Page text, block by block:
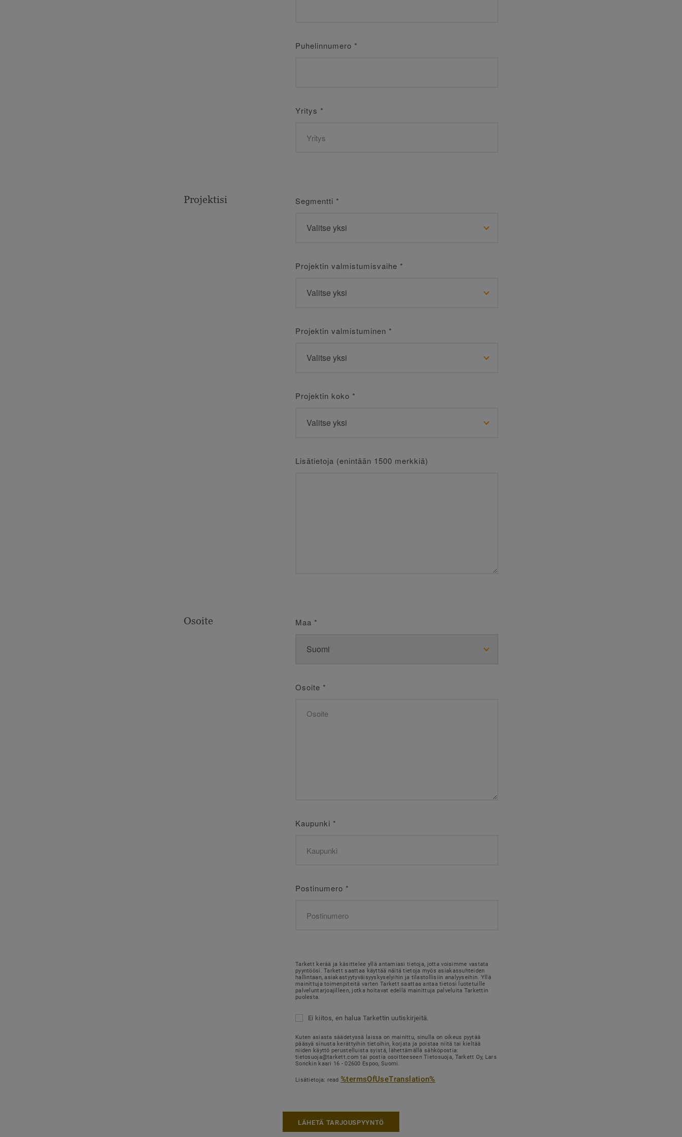
Puhelinnumero *
Yritys *
Projektisi Segmentti *
Projektin valmistumisvaihe *
Projektin valmistuminen *
Projektin koko *
Lisätietoja (enintään 1500 merkkiä)
Osoite Maa *
Osoite *
Kaupunki *
Postinumero *
Tarkett kerää ja käsittelee yllä antamiasi tietoja, jotta voisimme vastata
pyyntöösi. Tarkett saattaa käyttää näitä tietoja myös asiakassuhteiden
hallintaan, asiakastyytyväisyyskyselyihin ja tilastollisiin analyyseihin. Yllä
mainittuja toimenpiteitä varten Tarkett saattaa antaa tietosi luotetuille
palveluntarjoajilleen, jotka hoitavat edellä mainittuja palveluita Tarkettin
puolesta.
Ei kiitos, en halua Tarkettin uutiskirjeitä.
Kuten asiasta säädetyssä laissa on mainittu, sinulla on oikeus pyytää
pääsyä sinusta kerättyihin tietoihin, korjata ja poistaa niitä tai kieltää
niiden käyttö perustelluista syistä, lähettämällä sähköpostia:
tietosuoja@tarkett.com tai postia osoitteeseen Tietosuoja, Tarkett Oy, Lars
Sonckin kaari 16 - 02600 Espoo, Suomi.
Lisätietoja: read%termsOfUseTranslation%
LÄHETÄ TARJOUSPYYNTÖ